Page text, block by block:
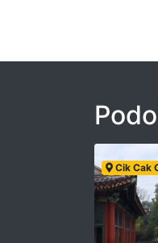
Cik Cak